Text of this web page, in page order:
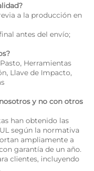
a la producción en
antes del envío;
Herramientas
Llave de Impacto,
y no con otros
han obtenido las
según la normativa
ampliamente a
garantía de un año.
clientes, incluyendo